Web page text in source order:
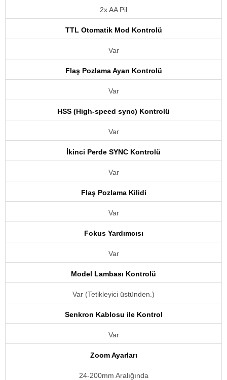
2x AA Pil
TTL Otomatik Mod Kontrolü
Var
Flaş Pozlama Ayarı Kontrolü
Var
HSS (High-speed sync) Kontrolü
Var
İkinci Perde SYNC Kontrolü
Var
Flaş Pozlama Kilidi
Var
Fokus Yardımcısı
Var
Model Lambası Kontrolü
Var (Tetikleyici üstünden.)
Senkron Kablosu ile Kontrol
Var
Zoom Ayarları
24-200mm Aralığında